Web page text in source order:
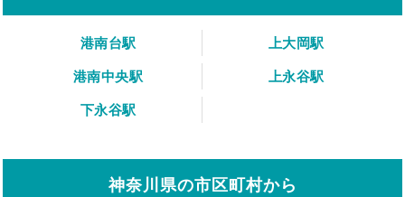
港南台駅
上大岡駅
港南中央駅
上永谷駅
下永谷駅
神奈川県の市区町村から